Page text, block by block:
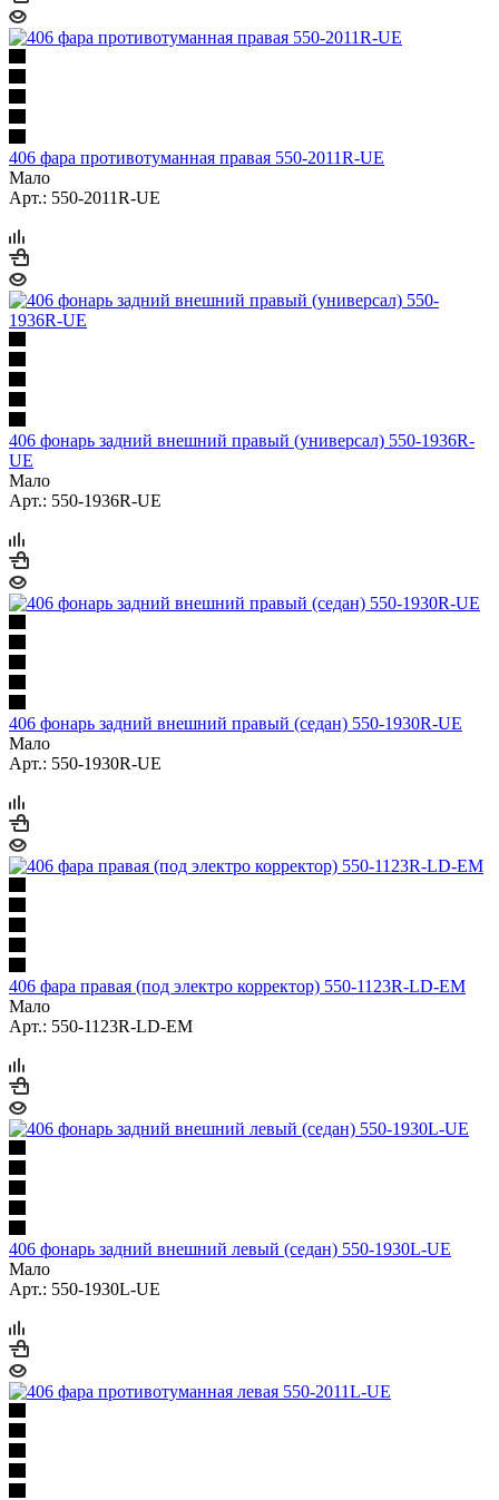
406 фара противотуманная правая 550-2011R-UE
Мало
Арт.: 550-2011R-UE
406 фонарь задний внешний правый (универсал) 550-1936R-
UE
Мало
Арт.: 550-1936R-UE
406 фонарь задний внешний правый (седан) 550-1930R-UE
Мало
Арт.: 550-1930R-UE
406 фара правая (под электро корректор) 550-1123R-LD-EM
Мало
Арт.: 550-1123R-LD-EM
406 фонарь задний внешний левый (седан) 550-1930L-UE
Мало
Арт.: 550-1930L-UE